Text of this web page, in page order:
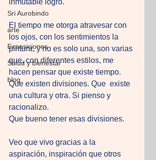
Sri Aurobindo
arte
Exposiciones
Salud y bienestar
blog
inmutable logro.
El tiempo me otorga atravesar con
los ojos, con los sentimientos la
pintura, y no es solo una, son varias
que, con diferentes estilos, me
hacen pensar que existe tiempo.
Que existen divisiones. Que  existe
una cultura y otra. Si pienso y
racionalizo.
Que bueno tener esas divisiones.
Veo que vivo gracias a la
aspiración, inspiración que otros